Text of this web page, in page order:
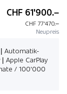
CHF 61'900.–
CHF 77'470.–
Neupreis
| Automatik-
Apple CarPlay
/ 100'000